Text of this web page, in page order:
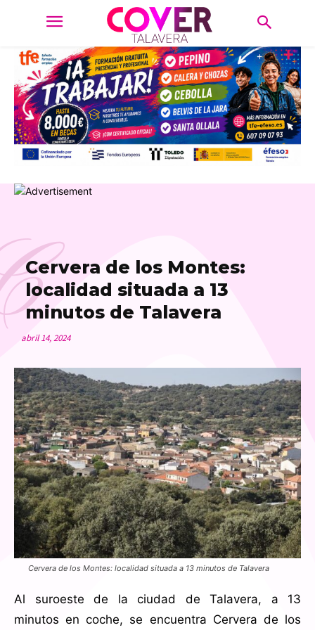
Cervera de los Montes:
localidad situada a 13
minutos de Talavera
abril 14, 2024
Cervera de los Montes: localidad situada a 13 minutos de Talavera
Al suroeste de la ciudad de Talavera, a 13
minutos en coche, se encuentra Cervera de los